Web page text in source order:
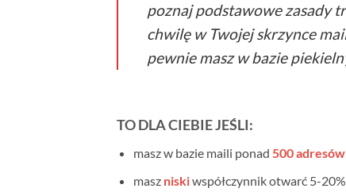
poznaj podstawowe zasady
chwilę w Twojej skrzynce
pewnie masz w bazie
TO DLA CIEBIE JEŚLI:
masz w bazie maili ponad 500 adresów
masz niskiwspółczynnik otwarć 5-20%